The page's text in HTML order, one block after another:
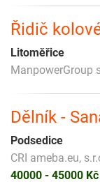
Řidič
Litoměřice
ManpowerGroup
Dělník -
Podsedice
CRI ameba.eu,
40000 - 45000